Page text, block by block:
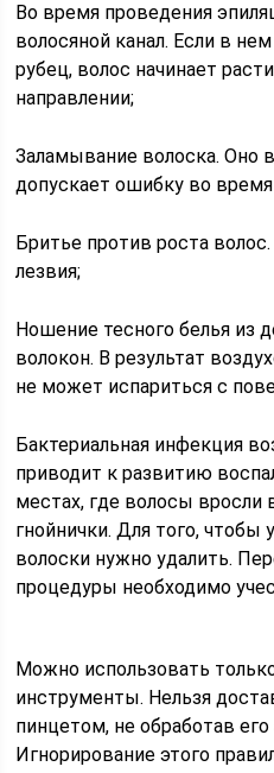
Во время проведения
волосяной канал. Если в
рубец, волос начинает
направлении;
Заламывание волоска. Оно
допускает ошибку во
Бритье против роста
лезвия;
Ношение тесного белья из
волокон. В результат
не может испариться с
Бактериальная инфекция
приводит к развитию
местах, где волосы вросли
гнойнички. Для того, чтобы
волоски нужно удалить.
процедуры необходимо
Можно использовать
инструменты. Нельзя
пинцетом, не обработав
Игнорирование этого